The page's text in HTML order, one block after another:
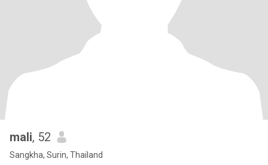
mali, 52
Sangkha, Surin, Thailand